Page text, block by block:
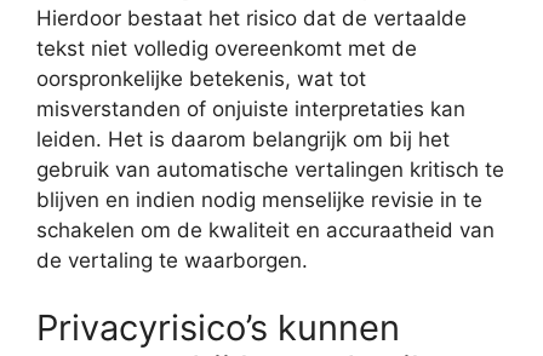
Hierdoor bestaat het risico dat de vertaalde
tekst niet volledig overeenkomt met de
oorspronkelijke betekenis, wat tot
misverstanden of onjuiste interpretaties kan
leiden. Het is daarom belangrijk om bij het
gebruik van automatische vertalingen kritisch te
blijven en indien nodig menselijke revisie in te
schakelen om de kwaliteit en accuraatheid van
de vertaling te waarborgen.
Privacyrisico’s kunnen